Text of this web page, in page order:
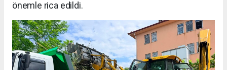
önemle rica edildi.